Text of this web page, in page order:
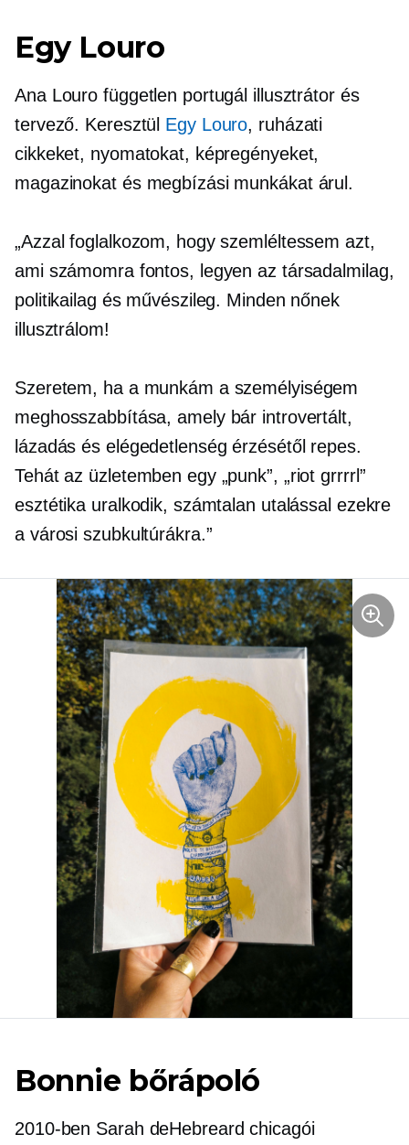
Egy Louro
Ana Louro független portugál illusztrátor és
tervező. Keresztül Egy Louro, ruházati
cikkeket, nyomatokat, képregényeket,
magazinokat és megbízási munkákat árul.
„Azzal foglalkozom, hogy szemléltessem azt,
ami számomra fontos, legyen az társadalmilag,
politikailag és művészileg. Minden nőnek
illusztrálom!
Szeretem, ha a munkám a személyiségem
meghosszabbítása, amely bár introvertált,
lázadás és elégedetlenség érzésétől repes.
Tehát az üzletemben egy „punk”, „riot grrrrl”
esztétika uralkodik, számtalan utalással ezekre
a városi szubkultúrákra.”
Bonnie bőrápoló
2010-ben Sarah deHebreard chicagói